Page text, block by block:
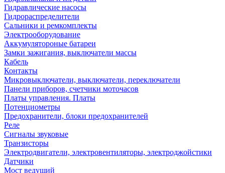
Гидравлические насосы
Гидрораспределители
Сальники и ремкомплекты
Электрооборудование
Аккумулятороные батареи
Замки зажигания, выключатели массы
Кабель
Контакты
Микровыключатели, выключатели, переключатели
Панели приборов, счетчики моточасов
Платы управления. Платы
Потенциометры
Предохранители, блоки предохранителей
Реле
Сигналы звуковые
Транзисторы
Электродвигатели, электровентиляторы, электроджойстики
Датчики
Мост ведущий